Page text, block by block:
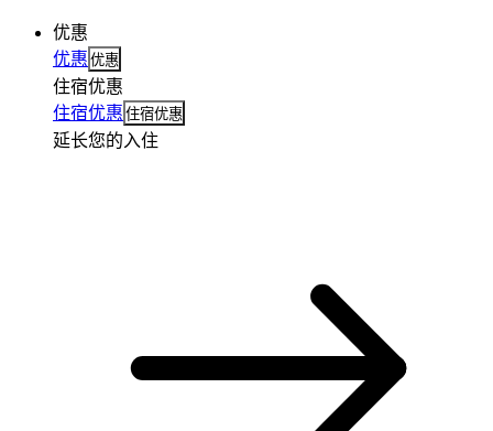
优惠
优惠 优惠
住宿优惠
住宿优惠 住宿优惠
延长您的入住